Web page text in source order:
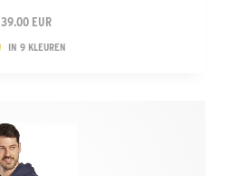
39.00 EUR
IN 9 KLEUREN